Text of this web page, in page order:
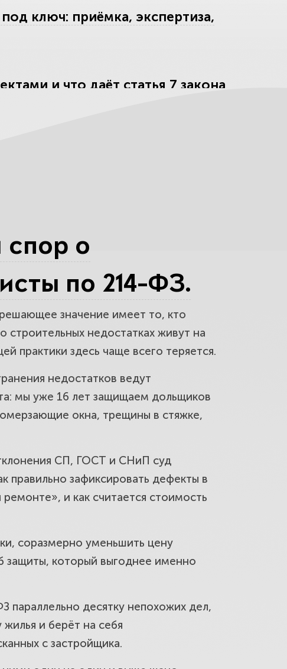
ключ: приёмка, экспертиза,
и что даёт статья 7 закона
стоимости устранения
стоимость устранения
устранения, неустойка и
односторонний акт — что
плесень, трещины, окна и
годов: что важно знать
спор о
по 214-ФЗ.
значение имеет то, кто
недостатках живут на
практики здесь чаще всего теряется.
недостатков ведут
мы уже 16 лет защищаем дольщиков
окна, трещины в стяжке,
СП, ГОСТ и СНиП суд
правильно зафиксировать дефекты в
и как считается стоимость
соразмерно уменьшить цену
защиты, который выгоднее именно
параллельно десятку непохожих дел,
и берёт на себя
с застройщика.